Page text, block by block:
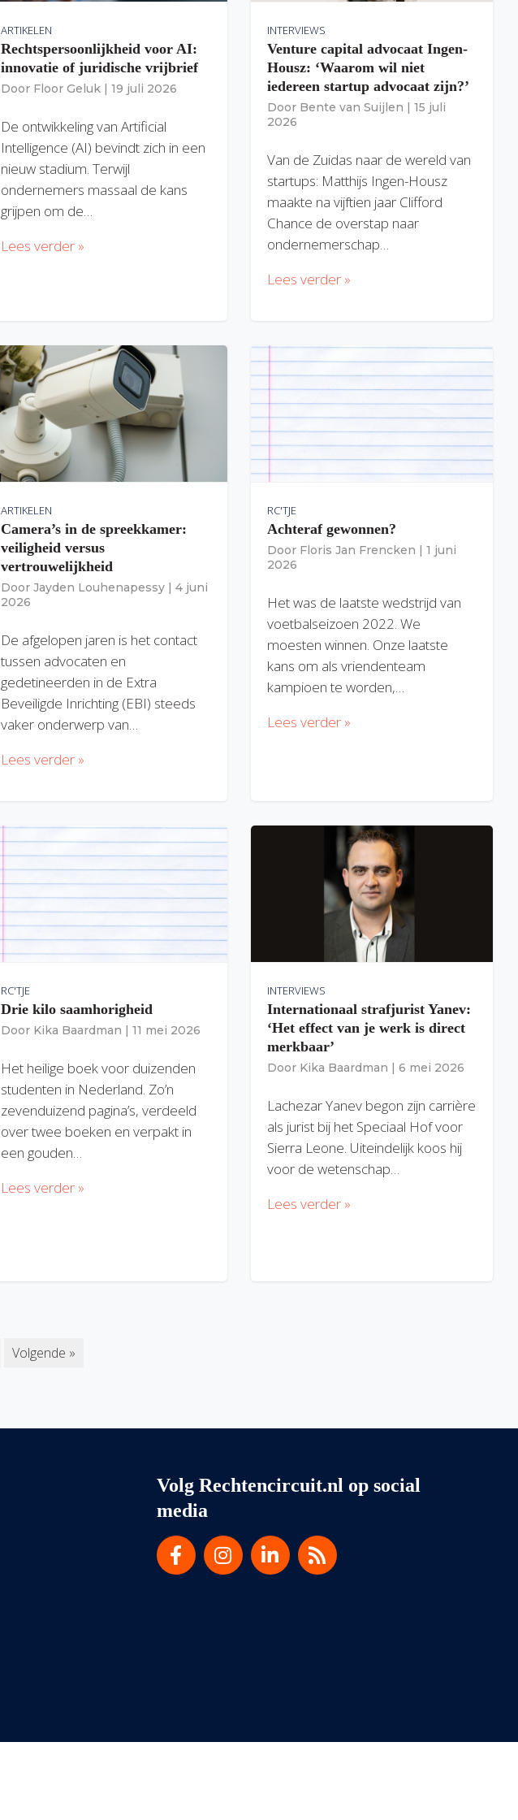
ARTIKELEN
Rechtspersoonlijkheid voor AI:
innovatie of juridische vrijbrief
Door Floor Geluk | 19 juli 2026
De ontwikkeling van Artificial
Intelligence (AI) bevindt zich in een
nieuw stadium. Terwijl
ondernemers massaal de kans
grijpen om de…
Lees verder »
INTERVIEWS
Venture capital advocaat Ingen-
Housz: ‘Waarom wil niet
iedereen startup advocaat zijn?’
Door Bente van Suijlen | 15 juli
2026
Van de Zuidas naar de wereld van
startups: Matthijs Ingen-Housz
maakte na vijftien jaar Clifford
Chance de overstap naar
ondernemerschap…
Lees verder »
ARTIKELEN
Camera’s in de spreekkamer:
veiligheid versus
vertrouwelijkheid
Door Jayden Louhenapessy | 4 juni
2026
De afgelopen jaren is het contact
tussen advocaten en
gedetineerden in de Extra
Beveiligde Inrichting (EBI) steeds
vaker onderwerp van…
Lees verder »
RC'TJE
Achteraf gewonnen?
Door Floris Jan Frencken | 1 juni
2026
Het was de laatste wedstrijd van
voetbalseizoen 2022. We
moesten winnen. Onze laatste
kans om als vriendenteam
kampioen te worden,…
Lees verder »
RC'TJE
Drie kilo saamhorigheid
Door Kika Baardman | 11 mei 2026
Het heilige boek voor duizenden
studenten in Nederland. Zo’n
zevenduizend pagina’s, verdeeld
over twee boeken en verpakt in
een gouden…
Lees verder »
INTERVIEWS
Internationaal strafjurist Yanev:
‘Het effect van je werk is direct
merkbaar’
Door Kika Baardman | 6 mei 2026
Lachezar Yanev begon zijn carrière
als jurist bij het Speciaal Hof voor
Sierra Leone. Uiteindelijk koos hij
voor de wetenschap…
Lees verder »
Volgende »
Volg Rechtencircuit.nl op social
media